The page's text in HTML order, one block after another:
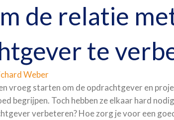
de relatie
te
Weber
vroeg starten om de opdrachtgever en
begrijpen. Toch hebben ze elkaar hard
verbeteren? Hoe zorg je voor een